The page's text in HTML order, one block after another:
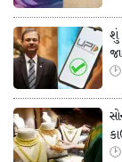
શું